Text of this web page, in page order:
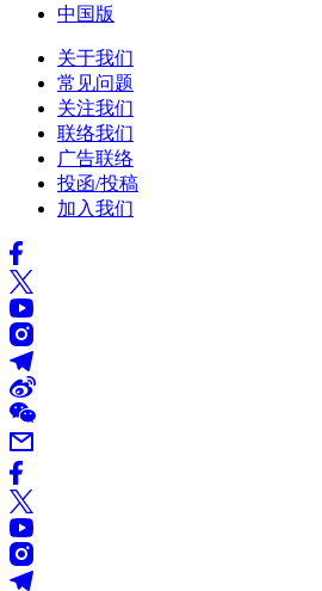
中国版
关于我们
常见问题
关注我们
联络我们
广告联络
投函/投稿
加入我们